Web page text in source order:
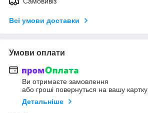
Всі умови доставки
Умови оплати
Ви отримаєте замовлення
або гроші повернуться на вашу картку
Детальніше